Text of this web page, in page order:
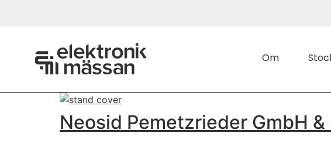
Om
Neosid Pemetzrieder GmbH &